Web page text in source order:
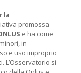
la
promossa
e ha come
in
e uso improprio
L’Osservatorio si